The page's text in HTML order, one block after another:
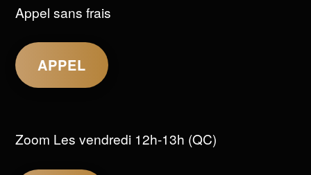
Appel sans frais
APPEL
Zoom Les vendredi 12h-13h (QC)